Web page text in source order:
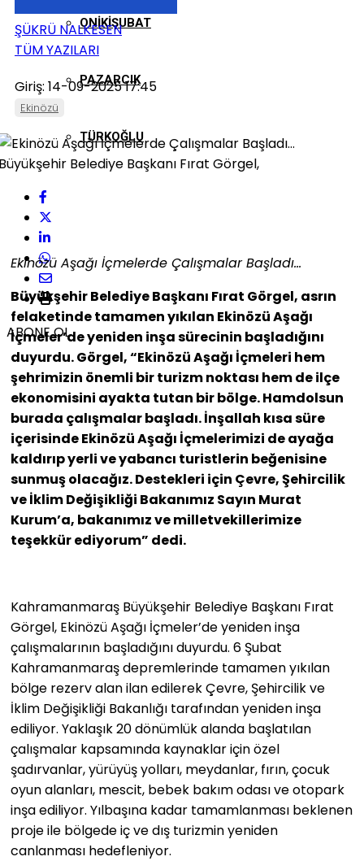
ONIKIŞUBAT
PAZARCIK
TÜRKOĞLU
ŞÜKRÜ NALKESEN
TÜM YAZILARI
Giriş: 14-09-2025 17:45
Ekinözü
ABONE OL
Ekinözü Aşağı İçmelerde Çalışmalar Başladı…
Büyükşehir Belediye Başkanı Fırat Görgel, asrın
felaketinde tamamen yıkılan Ekinözü Aşağı
İçmeler’de yeniden inşa sürecinin başladığını
duyurdu. Görgel, “Ekinözü Aşağı İçmeleri hem
şehrimizin önemli bir turizm noktası hem de ilçe
ekonomisini ayakta tutan bir bölge. Hamdolsun
burada çalışmalar başladı. İnşallah kısa süre
içerisinde Ekinözü Aşağı İçmelerimizi de ayağa
kaldırıp yerli ve yabancı turistlerin beğenisine
sunmuş olacağız. Destekleri için Çevre, Şehircilik
ve İklim Değişikliği Bakanımız Sayın Murat
Kurum’a, bakanımız ve milletvekillerimize
teşekkür ediyorum” dedi.
Kahramanmaraş Büyükşehir Belediye Başkanı Fırat
Görgel, Ekinözü Aşağı İçmeler’de yeniden inşa
çalışmalarının başladığını duyurdu. 6 Şubat
Kahramanmaraş depremlerinde tamamen yıkılan
bölge rezerv alan ilan edilerek Çevre, Şehircilik ve
İklim Değişikliği Bakanlığı tarafından yeniden inşa
ediliyor. Yaklaşık 20 dönümlük alanda başlatılan
çalışmalar kapsamında kaynaklar için özel
şadırvanlar, yürüyüş yolları, meydanlar, fırın, çocuk
oyun alanları, mescit, bebek bakım odası ve otopark
inşa ediliyor. Yılbaşına kadar tamamlanması beklenen
proje ile bölgede iç ve dış turizmin yeniden
canlanması hedefleniyor.